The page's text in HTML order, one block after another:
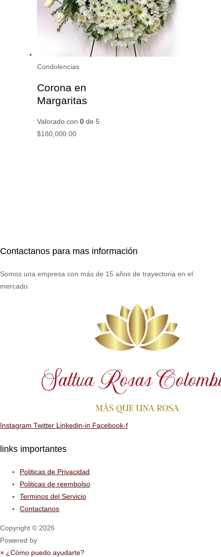
Condolencias
Corona en
Margaritas
Valorado con 0de 5
$180,000.00
Contactanos para mas información
Somos una empresa con más de 15 años de trayectoria en el
mercado.
Instagram Twitter Linkedin-in Facebook-f
links importantes
Politicas de Privacidad
Politicas de reembolso
Terminos del Servicio
Contactanos
Copyright © 2026
Powered by
× ¿Cómo puedo ayudarte?